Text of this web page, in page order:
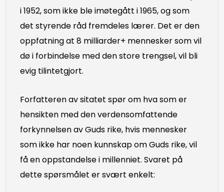
i 1952, som ikke ble imøtegått i 1965, og som
det styrende råd fremdeles lærer. Det er den
oppfatning at 8 milliarder+ mennesker som vil
dø i forbindelse med den store trengsel, vil bli
evig tilintetgjort.
Forfatteren av sitatet spør om hva som er
hensikten med den verdensomfattende
forkynnelsen av Guds rike, hvis mennesker
som ikke har noen kunnskap om Guds rike, vil
få en oppstandelse i millenniet. Svaret på
dette spørsmålet er svært enkelt: